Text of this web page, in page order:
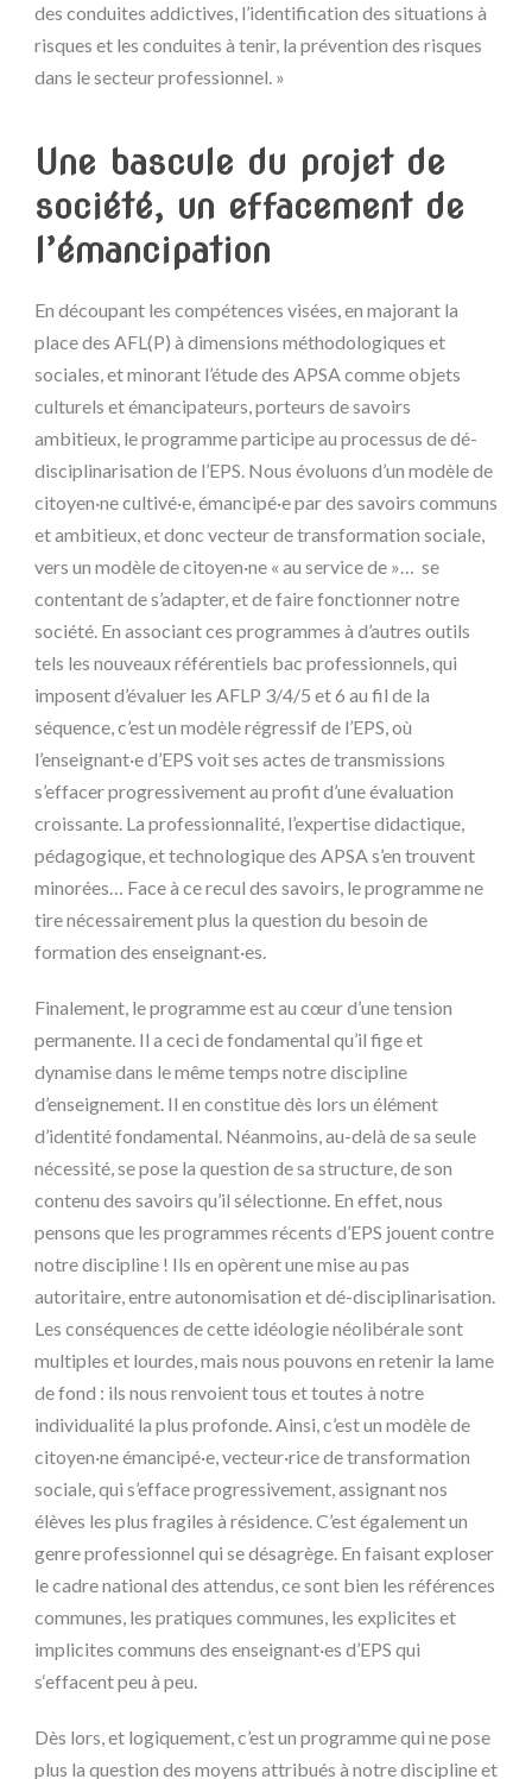
des conduites addictives, l’identification des situations à
risques et les conduites à tenir, la prévention des risques
dans le secteur professionnel. »
Une bascule du projet de
société, un effacement de
l’émancipation
En découpant les compétences visées, en majorant la
place des AFL(P) à dimensions méthodologiques et
sociales, et minorant l’étude des APSA comme objets
culturels et émancipateurs, porteurs de savoirs
ambitieux, le programme participe au processus de dé-
disciplinarisation de l’EPS. Nous évoluons d’un modèle de
citoyen·ne cultivé·e, émancipé·e par des savoirs communs
et ambitieux, et donc vecteur de transformation sociale,
vers un modèle de citoyen·ne « au service de »… se
contentant de s’adapter, et de faire fonctionner notre
société. En associant ces programmes à d’autres outils
tels les nouveaux référentiels bac professionnels, qui
imposent d’évaluer les AFLP 3/4/5 et 6 au fil de la
séquence, c’est un modèle régressif de l’EPS, où
l’enseignant·e d’EPS voit ses actes de transmissions
s’effacer progressivement au profit d’une évaluation
croissante. La professionnalité, l’expertise didactique,
pédagogique, et technologique des APSA s’en trouvent
minorées… Face à ce recul des savoirs, le programme ne
tire nécessairement plus la question du besoin de
formation des enseignant·es.
Finalement, le programme est au cœur d’une tension
permanente. Il a ceci de fondamental qu’il fige et
dynamise dans le même temps notre discipline
d’enseignement. Il en constitue dès lors un élément
d’identité fondamental. Néanmoins, au-delà de sa seule
nécessité, se pose la question de sa structure, de son
contenu des savoirs qu’il sélectionne. En effet, nous
pensons que les programmes récents d’EPS jouent contre
notre discipline ! Ils en opèrent une mise au pas
autoritaire, entre autonomisation et dé-disciplinarisation.
Les conséquences de cette idéologie néolibérale sont
multiples et lourdes, mais nous pouvons en retenir la lame
de fond : ils nous renvoient tous et toutes à notre
individualité la plus profonde. Ainsi, c’est un modèle de
citoyen·ne émancipé·e, vecteur·rice de transformation
sociale, qui s’efface progressivement, assignant nos
élèves les plus fragiles à résidence. C’est également un
genre professionnel qui se désagrège. En faisant exploser
le cadre national des attendus, ce sont bien les références
communes, les pratiques communes, les explicites et
implicites communs des enseignant·es d’EPS qui
s‘effacent peu à peu.
Dès lors, et logiquement, c’est un programme qui ne pose
plus la question des moyens attribués à notre discipline et